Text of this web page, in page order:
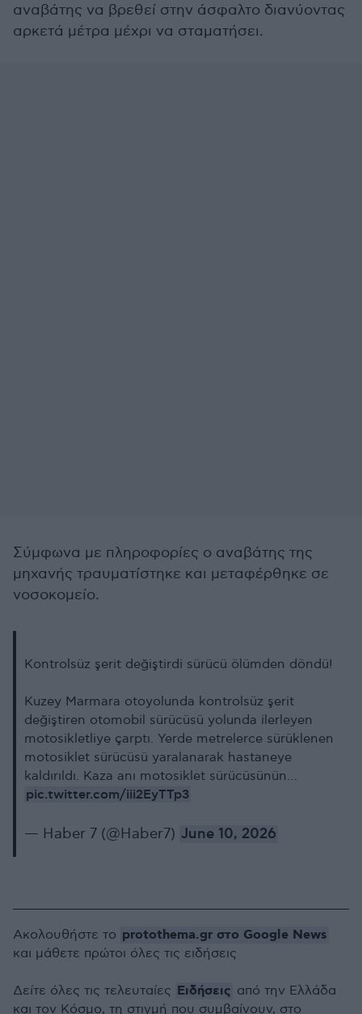
αναβάτης να βρεθεί στην άσφαλτο διανύοντας
αρκετά μέτρα μέχρι να σταματήσει.
Σύμφωνα με πληροφορίες ο αναβάτης της
μηχανής τραυματίστηκε και μεταφέρθηκε σε
νοσοκομείο.
Kontrolsüz şerit değiştirdi sürücü ölümden döndü!
Kuzey Marmara otoyolunda kontrolsüz şerit
değiştiren otomobil sürücüsü yolunda ilerleyen
motosikletliye çarptı. Yerde metrelerce sürüklenen
motosiklet sürücüsü yaralanarak hastaneye
kaldırıldı. Kaza anı motosiklet sürücüsünün…
pic.twitter.com/iii2EyTTp3
— Haber 7 (@Haber7) June 10, 2026
Ακολουθήστε το protothema.gr στο Google News
και μάθετε πρώτοι όλες τις ειδήσεις
Δείτε όλες τις τελευταίες Ειδήσεις από την Ελλάδα
και τον Κόσμο, τη στιγμή που συμβαίνουν, στο